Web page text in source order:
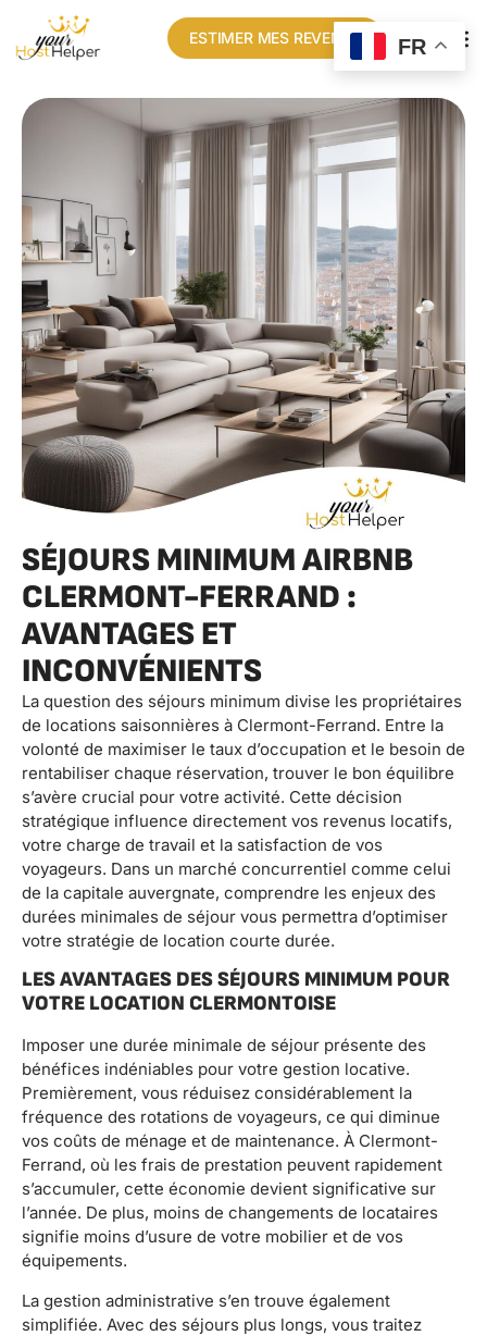
ESTIMER MES REVENUS
SÉJOURS MINIMUM AIRBNB
CLERMONT-FERRAND :
AVANTAGES ET
INCONVÉNIENTS
La question des séjours minimum divise les propriétaires
de locations saisonnières à Clermont-Ferrand. Entre la
volonté de maximiser le taux d’occupation et le besoin de
rentabiliser chaque réservation, trouver le bon équilibre
s’avère crucial pour votre activité. Cette décision
stratégique influence directement vos revenus locatifs,
votre charge de travail et la satisfaction de vos
voyageurs. Dans un marché concurrentiel comme celui
de la capitale auvergnate, comprendre les enjeux des
durées minimales de séjour vous permettra d’optimiser
votre stratégie de location courte durée.
LES AVANTAGES DES SÉJOURS MINIMUM POUR
VOTRE LOCATION CLERMONTOISE
Imposer une durée minimale de séjour présente des
bénéfices indéniables pour votre gestion locative.
Premièrement, vous réduisez considérablement la
fréquence des rotations de voyageurs, ce qui diminue
vos coûts de ménage et de maintenance. À Clermont-
Ferrand, où les frais de prestation peuvent rapidement
s’accumuler, cette économie devient significative sur
l’année. De plus, moins de changements de locataires
signifie moins d’usure de votre mobilier et de vos
équipements.
La gestion administrative s’en trouve également
simplifiée. Avec des séjours plus longs, vous traitez
FR